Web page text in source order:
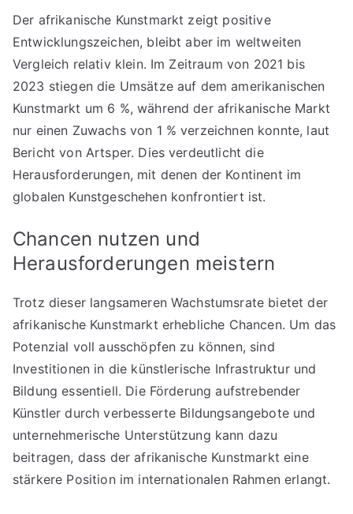
Der afrikanische Kunstmarkt zeigt positive
Entwicklungszeichen, bleibt aber im weltweiten
Vergleich relativ klein. Im Zeitraum von 2021 bis
2023 stiegen die Umsätze auf dem amerikanischen
Kunstmarkt um 6 %, während der afrikanische Markt
nur einen Zuwachs von 1 % verzeichnen konnte, laut
Bericht von Artsper. Dies verdeutlicht die
Herausforderungen, mit denen der Kontinent im
globalen Kunstgeschehen konfrontiert ist.
Chancen nutzen und
Herausforderungen meistern
Trotz dieser langsameren Wachstumsrate bietet der
afrikanische Kunstmarkt erhebliche Chancen. Um das
Potenzial voll ausschöpfen zu können, sind
Investitionen in die künstlerische Infrastruktur und
Bildung essentiell. Die Förderung aufstrebender
Künstler durch verbesserte Bildungsangebote und
unternehmerische Unterstützung kann dazu
beitragen, dass der afrikanische Kunstmarkt eine
stärkere Position im internationalen Rahmen erlangt.